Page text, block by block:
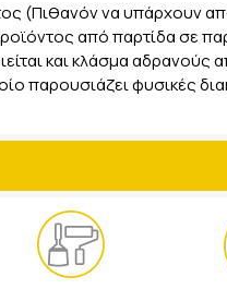
(Πιθανόν να υπάρχουν
από παρτίδα σε
και κλάσμα αδρανούς
παρουσιάζει φυσικές